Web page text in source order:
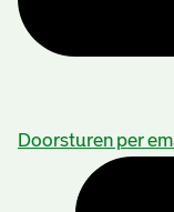
Doorsturen per